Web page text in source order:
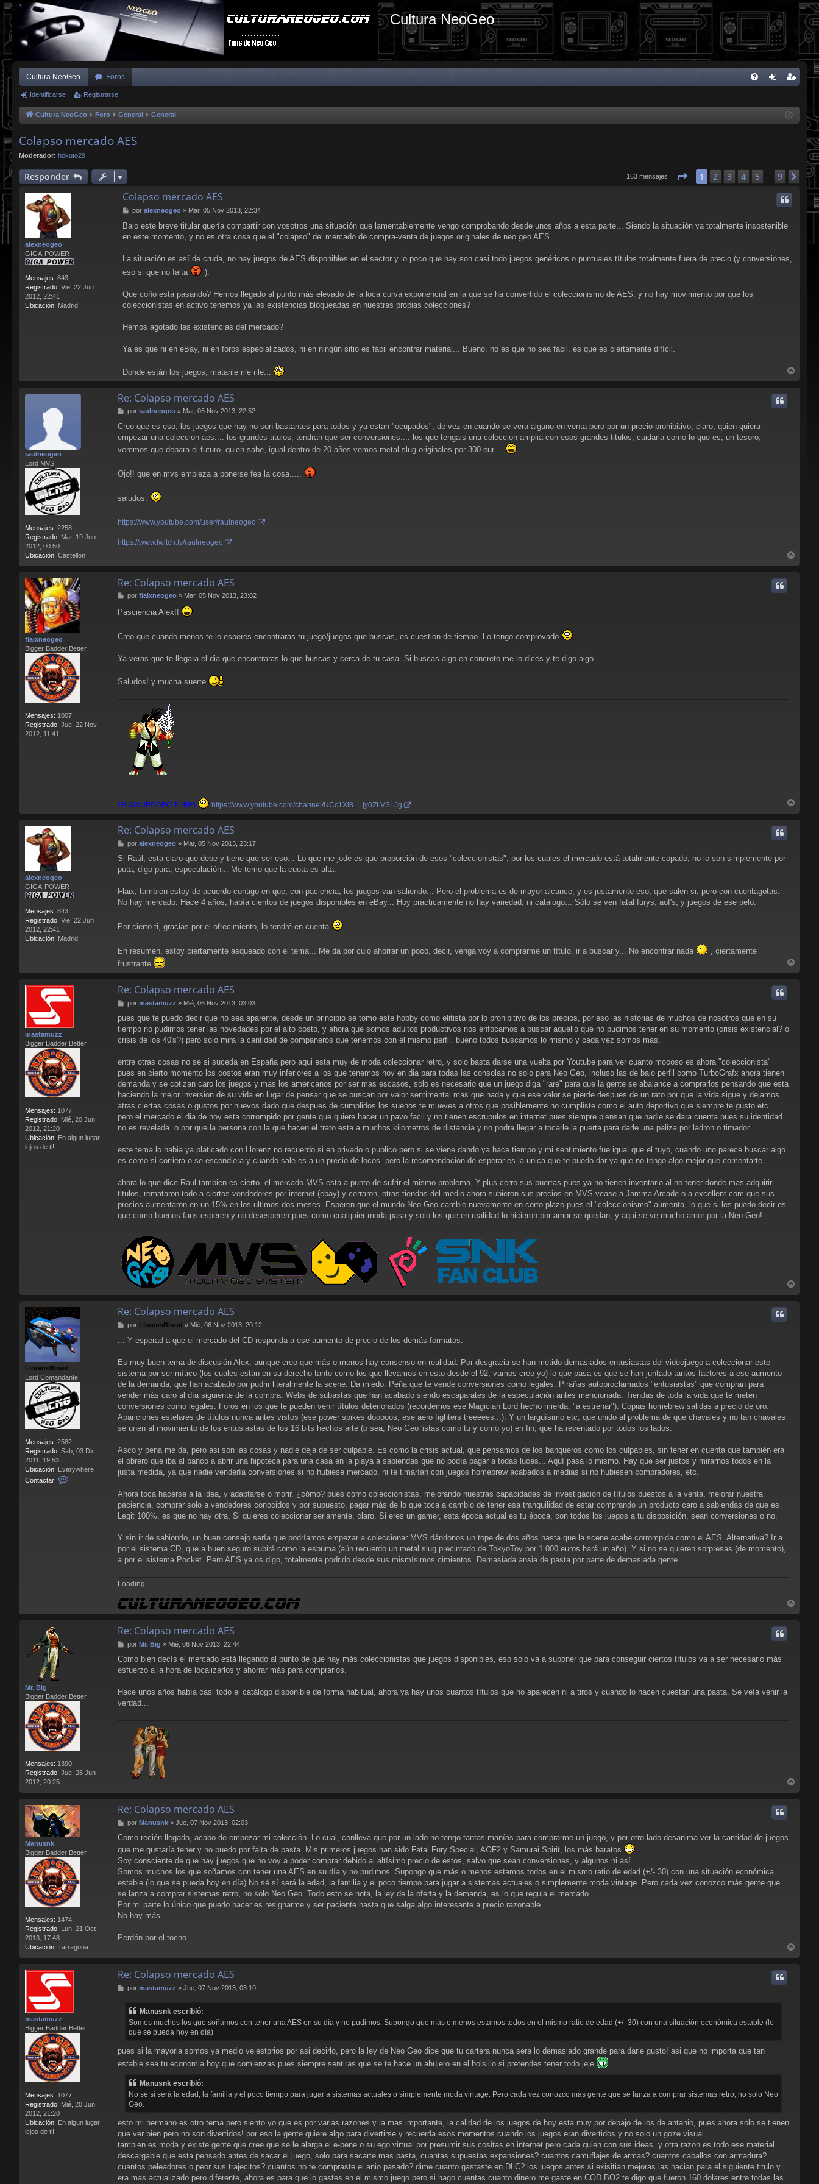
Cultura NeoGeo
Cultura NeoGeo Foros
se
ist
e
Identificarse Registrarse
Cultura NeoGeo Foro General General
Colapso mercado AES
Moderador: hokuto29
Responder 163 mensajes Página de 9
1 2 3 4 5 … 9
alexneogeo
GIGA-POWER
Mensajes: 843
Registrado: Vie, 22 Jun
2012, 22:41
Ubicación: Madrid
Colapso mercado AES
M
n
s
por alexneogeo» Mar, 05 Nov 2013, 22:34
Bajo este breve titular quería compartir con vosotros una situación que lamentablemente vengo comprobando desde unos años a esta parte... Siendo la situación ya totalmente insostenible
en este momento, y no es otra cosa que el "colapso" del mercado de compra-venta de juegos originales de neo geo AES.
La situación es así de cruda, no hay juegos de AES disponibles en el sector y lo poco que hay son casi todo juegos genéricos o puntuales títulos totalmente fuera de precio (y conversiones,
eso si que no falta
).
Que coño esta pasando? Hemos llegado al punto más elevado de la loca curva exponencial en la que se ha convertido el coleccionismo de AES, y no hay movimiento por que los
coleccionistas en activo tenemos ya las existencias bloqueadas en nuestras propias colecciones?
Hemos agotado las existencias del mercado?
Ya es que ni en eBay, ni en foros especializados, ni en ningún sitio es fácil encontrar material... Bueno, no es que no sea fácil, es que es ciertamente difícil.
Donde están los juegos, matarile rile rile...
r
raulneogeo
Lord MVS
Mensajes: 2258
Registrado: Mar, 19 Jun
2012, 00:50
Ubicación: Castellon
Re: Colapso mercado AES
M
n
s
a
por raulneogeo» Mar, 05 Nov 2013, 22:52
Creo que es eso, los juegos que hay no son bastantes para todos y ya estan "ocupados", de vez en cuando se vera alguno en venta pero por un precio prohibitivo, claro, quien quiera
empezar una coleccion aes.... los grandes titulos, tendran que ser conversiones.... los que tengais una coleccion amplia con esos grandes titulos, cuidarla como lo que es, un tesoro,
veremos que depara el futuro, quien sabe, igual dentro de 20 años vemos metal slug originales por 300 eur....
Ojo!! que en mvs empieza a ponerse fea la cosa.....
saludos.
https://www.youtube.com/user/raulneogeo
https://www.twitch.tv/raulneogeo
r
flaixneogeo
Bigger Badder Better
Mensajes: 1007
Registrado: Jue, 22 Nov
2012, 11:41
Re: Colapso mercado AES
M
n
por flaixneogeo» Mar, 05 Nov 2013, 23:02
Pasciencia Alex!!
Creo que cuando menos te lo esperes encontraras tu juego/juegos que buscas, es cuestion de tiempo. Lo tengo comprovado
Ya veras que te llegara el dia que encontraras lo que buscas y cerca de tu casa. Si buscas algo en concreto me lo dices y te digo algo.
Saludos! y mucha suerte
(FLAIXNEOGEO TUBE) https://www.youtube.com/channel/UCc1Xf8 ... jy0ZLVSLJg
r
alexneogeo
GIGA-POWER
Mensajes: 843
Registrado: Vie, 22 Jun
2012, 22:41
Ubicación: Madrid
Re: Colapso mercado AES
M
n
s
j
por alexneogeo» Mar, 05 Nov 2013, 23:17
Si Raúl, esta claro que debe y tiene que ser eso... Lo que me jode es que proporción de esos "coleccionistas", por los cuales el mercado está totalmente copado, no lo son simplemente por
puta, digo pura, especulación... Me temo que la cuota es alta.
Flaix, también estoy de acuerdo contigo en que, con paciencia, los juegos van saliendo... Pero el problema es de mayor alcance, y es justamente eso, que salen si, pero con cuentagotas.
No hay mercado. Hace 4 años, había cientos de juegos disponibles en eBay... Hoy prácticamente no hay variedad, ni catalogo... Sólo se ven fatal furys, aof's, y juegos de ese pelo.
Por cierto ti, gracias por el ofrecimiento, lo tendré en cuenta
En resumen, estoy ciertamente asqueado con el tema... Me da por culo ahorrar un poco, decir, venga voy a comprarme un título, ir a buscar y... No encontrar nada
, ciertamente
frustrante
r
mastamuzz
Bigger Badder Better
Mensajes: 1077
Registrado: Mié, 20 Jun
2012, 21:20
Ubicación: En algun lugar
lejos de ti!
Re: Colapso mercado AES
M
n
s
a
por mastamuzz » Mié, 06 Nov 2013, 03:03
pues que te puedo decir que no sea aparente, desde un principio se tomo este hobby como elitista por lo prohibitivo de los precios, por eso las historias de muchos de nosotros que en su
tiempo no pudimos tener las novedades por el alto costo, y ahora que somos adultos productivos nos enfocamos a buscar aquello que no pudimos tener en su momento (crisis existencial? o
crisis de los 40's?) pero solo mira la cantidad de companeros que tenemos con el mismo perfil. bueno todos buscamos lo mismo y cada vez somos mas.
entre otras cosas no se si suceda en España pero aqui esta muy de moda coleccionar retro, y solo basta darse una vuelta por Youtube para ver cuanto mocoso es ahora "coleccionista"
pues en cierto momento los costos eran muy inferiores a los que tenemos hoy en dia para todas las consolas no solo para Neo Geo, incluso las de bajo perfil como TurboGrafx ahora tienen
demanda y se cotizan caro los juegos y mas los americanos por ser mas escasos, solo es necesario que un juego diga "rare" para que la gente se abalance a comprarlos pensando que esta
haciendo la mejor inversion de su vida en lugar de pensar que se buscan por valor sentimental mas que nada y que ese valor se pierde despues de un rato por que la vida sigue y dejamos
atras ciertas cosas o gustos por nuevos dado que despues de cumplidos los suenos te mueves a otros que posiblemente no cumpliste como el auto deportivo que siempre te gusto etc..
pero el mercado el dia de hoy esta corrompido por gente que quiere hacer un pavo facil y no tienen escrupulos en internet pues siempre piensan que nadie se dara cuenta pues su identidad
no es revelada. o por que la persona con la que hacen el trato esta a muchos kilometros de distancia y no podra llegar a tocarle la puerta para darle una paliza por ladron o timador.
este tema lo habia ya platicado con Llorenz no recuerdo si en privado o publico pero si se viene dando ya hace tiempo y mi sentimiento fue igual que el tuyo, cuando uno parece buscar algo
es como si corriera o se escondiera y cuando sale es a un precio de locos. pero la recomendacion de esperar es la unica que te puedo dar ya que no tengo algo mejor que comentarte.
ahora lo que dice Raul tambien es cierto, el mercado MVS esta a punto de sufrir el mismo problema, Y-plus cerro sus puertas pues ya no tienen inventario al no tener donde mas adquirir
titulos, remataron todo a ciertos vendedores por internet (ebay) y cerraron, otras tiendas del medio ahora subieron sus precios en MVS vease a Jamma Arcade o a excellent.com que sus
precios aumentaron en un 15% en los ultimos dos meses. Esperen que el mundo Neo Geo cambie nuevamente en corto plazo pues el "coleccionismo" aumenta, lo que si les puedo decir es
que como buenos fans esperen y no desesperen pues como cualquier moda pasa y solo los que en realidad lo hicieron por amor se quedan, y aqui se ve mucho amor por la Neo Geo!
r
LlorensBlood
Lord Comandante
Mensajes: 2582
Registrado: Sab, 03 Dic
2011, 19:53
Ubicación: Everywhere
Contactar:
s
o
Re: Colapso mercado AES
M
a
por LlorensBlood » Mié, 06 Nov 2013, 20:12
... Y esperad a que el mercado del CD responda a ese aumento de precio de los demás formatos.
Es muy buen tema de discusión Alex, aunque creo que más o menos hay consenso en realidad. Por desgracia se han metido demasiados entusiastas del videojuego a coleccionar este
sistema por ser mítico (los cuales están en su derecho tanto como los que llevamos en esto desde el 92, vamos creo yo) lo que pasa es que se han juntado tantos factores a ese aumento
de la demanda, que han acabado por pudrir literalmente la scene. Da miedo. Peña que te vende conversiones como legales. Pirañas autoproclamados "entusiastas" que compran para
vender más caro al día siguiente de la compra. Webs de subastas que han acabado siendo escaparates de la especulación antes mencionada. Tiendas de toda la vida que te meten
conversiones como legales. Foros en los que te pueden venir títulos deteriorados (recordemos ese Magician Lord hecho mierda, "a estrenar"). Copias homebrew salidas a precio de oro.
Apariciones estelares de títulos nunca antes vistos (ese power spikes dooooos, ese aero fighters treeeees...). Y un larguísimo etc, que unido al problema de que chavales y no tan chavales
se unen al movimiento de los entusiastas de los 16 bits hechos arte (o sea, Neo Geo 'istas como tu y como yo) en fin, que ha reventado por todos los lados.
Asco y pena me da, pero asi son las cosas y nadie deja de ser culpable. Es como la crisis actual, que pensamos de los banqueros como los culpables, sin tener en cuenta que también era
el obrero que iba al banco a abrir una hipoteca para una casa en la playa a sabiendas que no podía pagar a todas luces... Aquí pasa lo mismo. Hay que ser justos y mirarnos todos en la
justa medida, ya que nadie vendería conversiones si no hubiese mercado, ni te timarían con juegos homebrew acabados a medias si no hubiesen compradores, etc.
Ahora toca hacerse a la idea, y adaptarse o morir. ¿cómo? pues como coleccionistas, mejorando nuestras capacidades de investigación de títulos puestos a la venta, mejorar nuestra
paciencia, comprar solo a vendedores conocidos y por supuesto, pagar más de lo que toca a cambio de tener esa tranquilidad de estar comprando un producto caro a sabiendas de que es
Legit 100%, es que no hay otra. Si quieres coleccionar seriamente, claro. Si eres un gamer, esta época actual es tu época, con todos los juegos a tu disposición, sean conversiones o no.
Y sin ir de sabiondo, un buen consejo sería que podríamos empezar a coleccionar MVS dándonos un tope de dos años hasta que la scene acabe corrompida como el AES. Alternativa? Ir a
por el sistema CD, que a buen seguro subirá como la espuma (aún recuerdo un metal slug precintado de TokyoToy por 1.000 euros hará un año). Y si no se quieren sorpresas (de momento),
a por el sistema Pocket. Pero AES ya os digo, totalmente podrido desde sus mismísimos cimientos. Demasiada ansia de pasta por parte de demasiada gente.
Loading...
r
Mr. Big
Bigger Badder Better
Mensajes: 1390
Registrado: Jue, 28 Jun
2012, 20:25
Re: Colapso mercado AES
M
n
s
j
por Mr. Big » Mié, 06 Nov 2013, 22:44
Como bien decís el mercado está llegando al punto de que hay más coleccionistas que juegos disponibles, eso solo va a suponer que para conseguir ciertos títulos va a ser necesario más
esfuerzo a la hora de localizarlos y ahorrar más para comprarlos.
Hace unos años había casi todo el catálogo disponible de forma habitual, ahora ya hay unos cuantos títulos que no aparecen ni a tiros y cuando lo hacen cuestan una pasta. Se veía venir la
verdad...
r
Manusnk
Bigger Badder Better
Mensajes: 1474
Registrado: Lun, 21 Oct
2013, 17:48
Ubicación: Tarragona
Re: Colapso mercado AES
M
n
s
a
e
por Manusnk» Jue, 07 Nov 2013, 02:03
Como recién llegado, acabo de empezar mi colección. Lo cual, conlleva que por un lado no tengo tantas manías para comprarme un juego, y por otro lado desanima ver la cantidad de juegos
que me gustaría tener y no puedo por falta de pasta. Mis primeros juegos han sido Fatal Fury Special, AOF2 y Samurai Spirit, los más baratos
Soy consciente de que hay juegos que no voy a poder comprar debido al altísimo precio de estos, salvo que sean conversiones, y algunos ni así.
Somos muchos los que soñamos con tener una AES en su día y no pudimos. Supongo que más o menos estamos todos en el mismo ratio de edad (+/- 30) con una situación económica
estable (lo que se pueda hoy en día) No sé sí será la edad, la familia y el poco tiempo para jugar a sistemas actuales o simplemente moda vintage. Pero cada vez conozco más gente que
se lanza a comprar sistemas retro, no solo Neo Geo. Todo esto se nota, la ley de la oferta y la demanda, es lo que regula el mercado.
Por mi parte lo único que puedo hacer es resignarme y ser paciente hasta que salga algo interesante a precio razonable.
No hay más.
Perdón por el tocho
r
mastamuzz
Bigger Badder Better
Mensajes: 1077
Registrado: Mié, 20 Jun
2012, 21:20
Ubicación: En algun lugar
lejos de ti!
Re: Colapso mercado AES
M
por mastamuzz » Jue, 07 Nov 2013, 03:10
Manusnk escribió:
Somos muchos los que soñamos con tener una AES en su día y no pudimos. Supongo que más o menos estamos todos en el mismo ratio de edad (+/- 30) con una situación económica estable (lo
que se pueda hoy en día)
pues si la mayoria somos ya medio vejestorios por asi decirlo, pero la ley de Neo Geo dice que tu cartera nunca sera lo demasiado grande para darle gusto! asi que no importa que tan
estable sea tu economia hoy que comienzas pues siempre sentiras que se te hace un ahujero en el bolsillo si pretendes tener todo jeje
Manusnk escribió:
No sé sí será la edad, la familia y el poco tiempo para jugar a sistemas actuales o simplemente moda vintage. Pero cada vez conozco más gente que se lanza a comprar sistemas retro, no solo Neo
Geo.
esto mi hermano es otro tema pero siento yo que es por varias razones y la mas importante, la calidad de los juegos de hoy esta muy por debajo de los de antanio, pues ahora solo se tienen
que ver bien pero no son divertidos! por eso la gente quiere algo para divertirse y recuerda esos momentos cuando los juegos eran divertidos y no solo un goze visual.
tambien es moda y existe gente que cree que se le alarga el e-pene o su ego virtual por presumir sus cositas en internet pero cada quien con sus ideas. y otra razon es todo ese material
descargable que esta pensado antes de sacar el juego, solo para sacarte mas pasta, cuantas supuestas expansiones? cuantos camuflajes de armas? cuantos caballos con armadura?
cuantos peleadores o peor sus trajecitos? cuantos no te compraste el anio pasado? dime cuanto gastaste en DLC? los juegos antes si exisitian mejoras las hacian para el siguiente titulo y
era mas actualizado pero diferente, ahora es para que lo gastes en el mismo juego pero si hago cuentas cuanto dinero me gaste en COD BO2 te digo que fueron 160 dolares entre todas las